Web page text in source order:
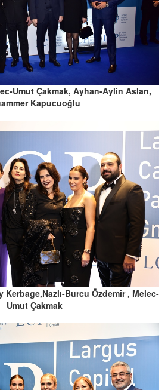
Umut Çakmak, Ayhan-Aylin Aslan,
Kapucuoğlu
Kerbage,Nazlı-Burcu Özdemir , Melec-
Umut Çakmak